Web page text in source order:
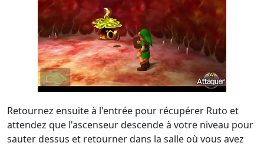
Retournez ensuite à l'entrée pour récupérer Ruto et
attendez que l'ascenseur descende à votre niveau pour
sauter dessus et retourner dans la salle où vous avez